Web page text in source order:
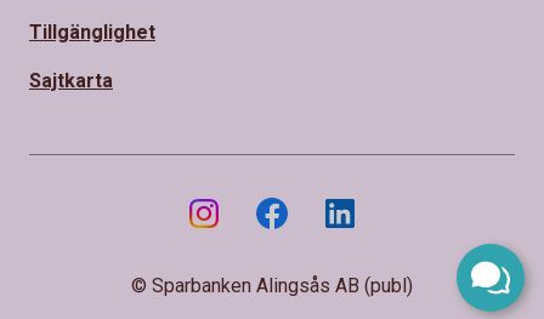
Tillgänglighet
Sajtkarta
© Sparbanken Alingsås AB (publ)